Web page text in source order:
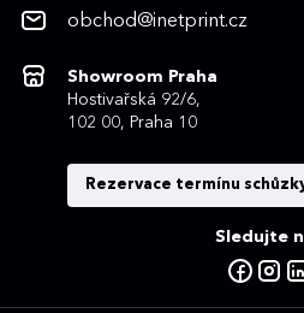
obchod@inetprint.cz
Showroom Praha
Hostivařská 92/6,
102 00, Praha 10
Rezervace termínu
Sledujte